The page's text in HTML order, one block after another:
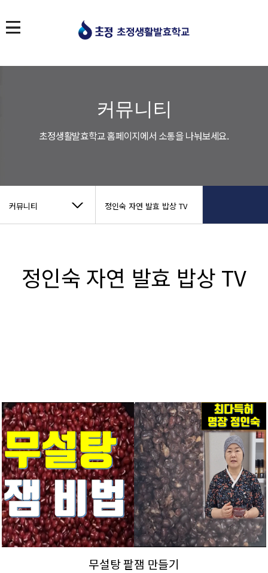
커뮤니티
초정생활발효학교 홈페이지에서 소통을 나눠보세요.
커뮤니티 정인숙 자연 발효 밥상 TV
정인숙 자연 발효 밥상 TV
무설탕 팥잼 만들기